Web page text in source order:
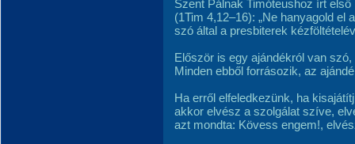
Szent Pálnak Timóteushoz írt
(1Tim 4,12–16): „Ne hanyagold el
szó által a presbiterek
Először is egy ajándékról van
Minden ebből forrásozik, az
Ha erről elfeledkezünk, ha
akkor elvész a szolgálat szíve,
azt mondta: Kövess engem!,